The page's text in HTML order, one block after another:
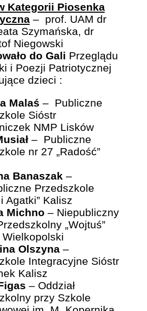
Kategorii Piosenka
– prof. UAM dr
Szymańska, dr
Niegowski
do Gali Przeglądu
i Poezji Patriotycznej
dzieci :
Malaś – Publiczne
Sióstr
NMP Lisków
– Publiczne
nr 27 „Radość”
Banaszak –
Przedszkole
Agatki” Kalisz
Michno – Niepubliczny
„Wojtuś”
Wielkopolski
Olszyna–
Integracyjne Sióstr
Kalisz
– Oddział
przy Szkole